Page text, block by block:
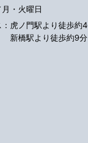
・火曜日
虎ノ門駅より徒歩約
新橋駅より徒歩約9分